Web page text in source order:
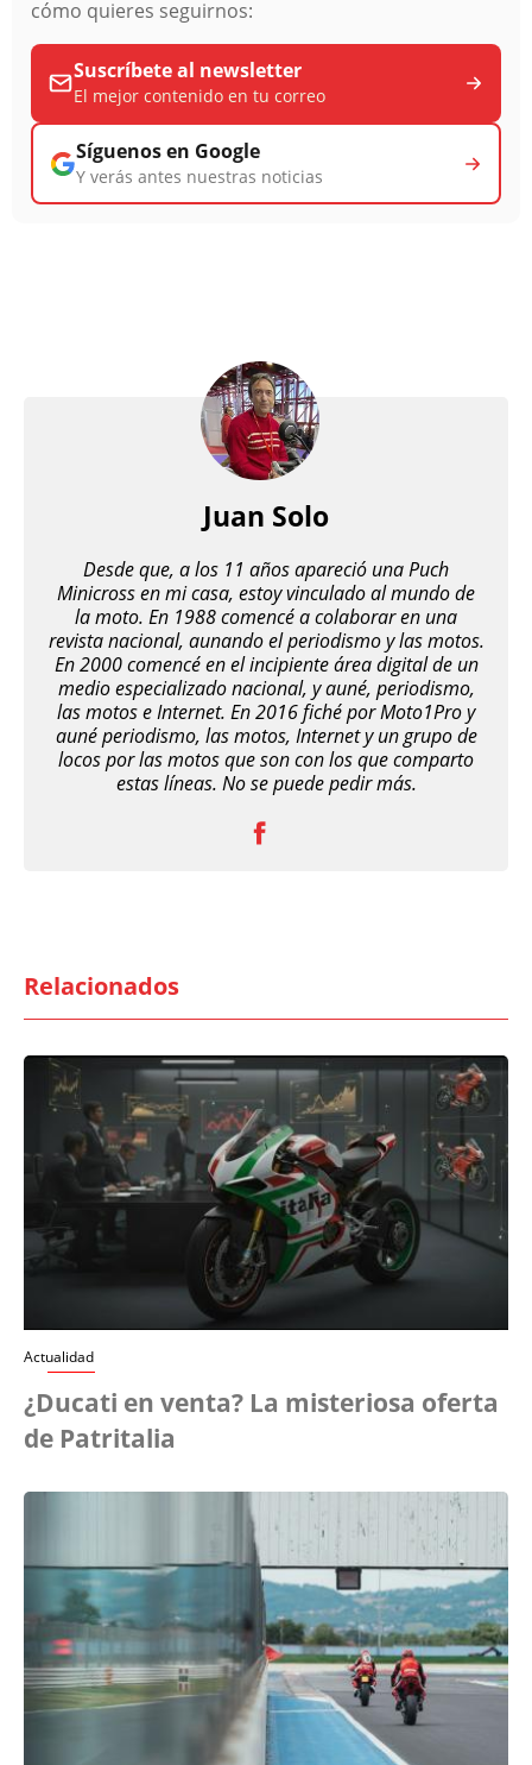
cómo quieres seguirnos:
Suscríbete al newsletter
El mejor contenido en tu correo
Síguenos en Google
Y verás antes nuestras noticias
Juan Solo
Desde que, a los 11 años apareció una Puch
Minicross en mi casa, estoy vinculado al mundo de
la moto. En 1988 comencé a colaborar en una
revista nacional, aunando el periodismo y las motos.
En 2000 comencé en el incipiente área digital de un
medio especializado nacional, y auné, periodismo,
las motos e Internet. En 2016 fiché por Moto1Pro y
auné periodismo, las motos, Internet y un grupo de
locos por las motos que son con los que comparto
estas líneas. No se puede pedir más.
Relacionados
Actualidad
¿Ducati en venta? La misteriosa oferta
de Patritalia